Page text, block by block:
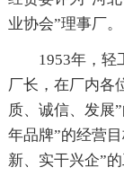
业协会”理事厂。
1953年，轻
厂长，在厂内各
质、诚信、发展
年品牌”的经营
新、实干兴企”